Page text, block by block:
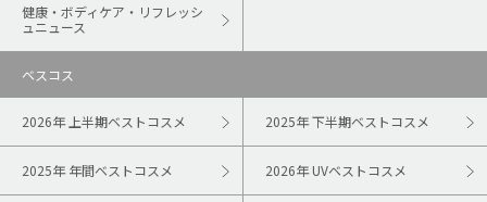
健康・ボディケア・リフレッシ
ュニュース
ベスコス
2026年 上半期ベストコスメ 2025年 下半期ベストコスメ
2025年 年間ベストコスメ 2026年 UVベストコスメ